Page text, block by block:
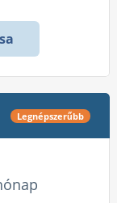
Legnépszerűbb